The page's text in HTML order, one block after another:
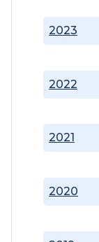
2020
2021
2022
2023